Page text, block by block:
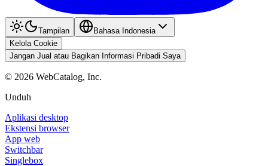
Tampilan
Bahasa Indonesia
Kelola Cookie
Jangan Jual atau Bagikan Informasi Pribadi Saya
© 2026 WebCatalog, Inc.
Unduh
Aplikasi desktop
Ekstensi browser
App web
Switchbar
Singlebox